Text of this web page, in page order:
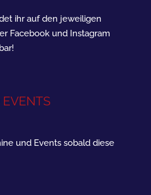
ihr auf den jeweiligen
Facebook und Instagram
und Events sobald diese